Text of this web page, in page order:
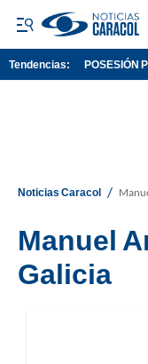
Tendencias: POSESIÓN
Noticias Caracol /
Manuel
Galicia